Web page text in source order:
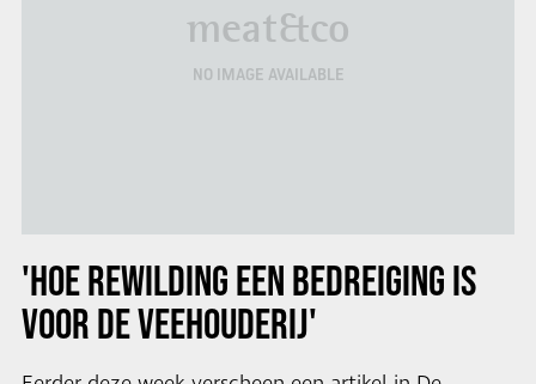
meat&co
NO IMAGE AVAILABLE
'HOE REWILDING EEN BEDREIGING IS
VOOR DE VEEHOUDERIJ'